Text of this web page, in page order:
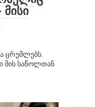
ცრემლებს.
მის საწოლთან